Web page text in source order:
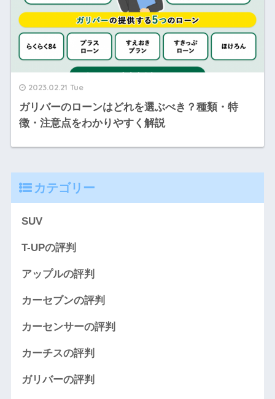
2023.02.21 Tue
ガリバーのローンはどれを選ぶべき？種類・特
徴・注意点をわかりやすく解説
カテゴリー
SUV
T-UPの評判
アップルの評判
カーセブンの評判
カーセンサーの評判
カーチスの評判
ガリバーの評判